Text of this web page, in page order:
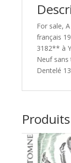
For sale,
français
3182** à
Neuf sans
Dentelé